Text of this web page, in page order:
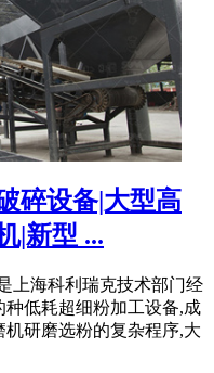
碎设备|大型高
|新型 ...
上海科利瑞克技术部门经
低耗超细粉加工设备,成
研磨选粉的复杂程序,大